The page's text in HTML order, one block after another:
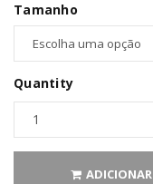
Tamanho
Quantity
ADICIONAR